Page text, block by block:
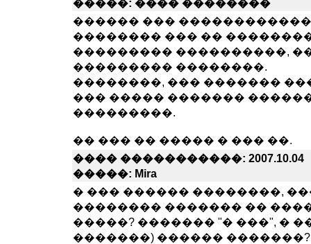
�����: ���� ��������
������ ���
�������� ��� ��
��������� ����������,
��������� ��������.
��������, ��� �������
��� ����� �������
���������.
�� ��� �� ����� � ��� ��.
���� �����������: 2007.10.04
�����: Mira
� ��� ������ ��������,
�������� ������� ��
�����? ������� "� ���", �
�������) ������